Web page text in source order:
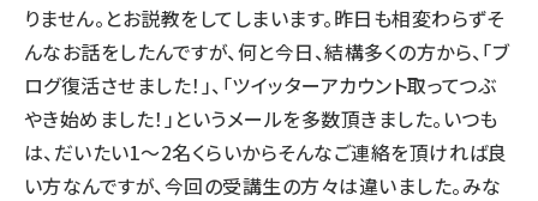
りません。とお説教をしてしまいます。昨日も相変わらずそ
んなお話をしたんですが、何と今日、結構多くの方から、「ブ
ログ復活させました！」、「ツイッターアカウント取ってつぶ
やき始めました！」というメールを多数頂きました。いつも
は、だいたい1～2名くらいからそんなご連絡を頂ければ良
い方なんですが、今回の受講生の方々は違いました。みな